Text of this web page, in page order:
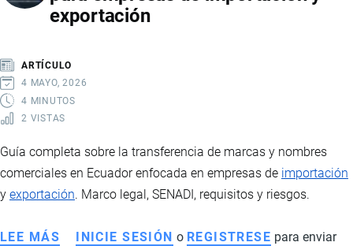
SU
EL
COMERCIO
INTERNACIONAL
exportación
ARTÍCULO
4 MAYO, 2026
4 MINUTOS
2 VISTAS
Guía completa sobre la transferencia de marcas y nombres
comerciales en Ecuador enfocada en empresas de importación
y exportación. Marco legal, SENADI, requisitos y riesgos.
LEE MÁS SOBRE
INICIE SESIÓN o REGISTRESE para enviar